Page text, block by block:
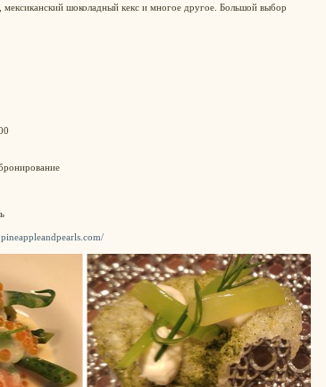
мексиканский шоколадный кекс и многое другое. Большой выбор